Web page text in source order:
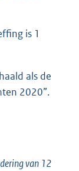
is 1
als de
2020”.
van 12